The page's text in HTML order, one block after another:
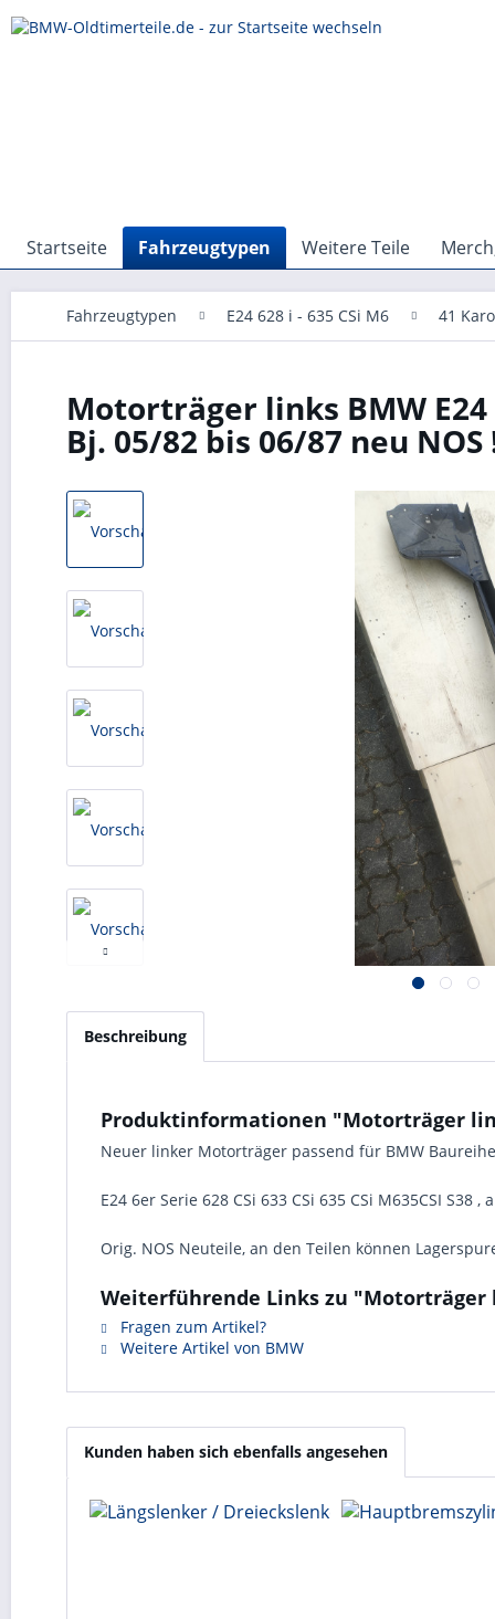
Startseite Fahrzeugtypen Weitere Teile
Fahrzeugtypen E24 628 i - 635 CSi M6 41
Motorträger links BMW E24
Bj. 05/82 bis 06/87 neu NOS
Beschreibung
Produktinformationen "Motorträger
Neuer linker Motorträger passend für BMW Baureihe
E24 6er Serie 628 CSi 633 CSi 635 CSi M635CSI S38
Orig. NOS Neuteile, an den Teilen können
Weiterführende Links zu "Motorträger
Fragen zum Artikel?
Weitere Artikel von BMW
Kunden haben sich ebenfalls angesehen